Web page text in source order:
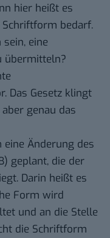
hier heißt es
bedarf.
eine
übermitteln?
Das Gesetz klingt
genau das
Änderung des
geplant, die der
. Darin heißt es
Form wird
und an die Stelle
die Schriftform